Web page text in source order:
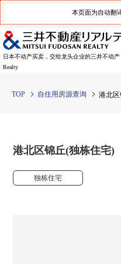
本页面为自动翻
日本不动产买卖，交给龙头企业的三井不动产
Realty
TOP 自住用房源查询 港北
港北区锦丘(独栋住宅)
独栋住宅